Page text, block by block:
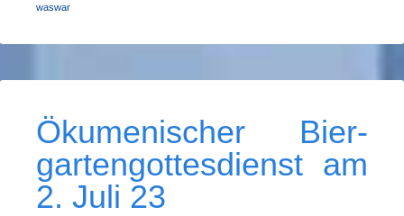
waswar
Ökumen­ischer Bier­
gart­en­­gottes­dienst am
2. Juli 23